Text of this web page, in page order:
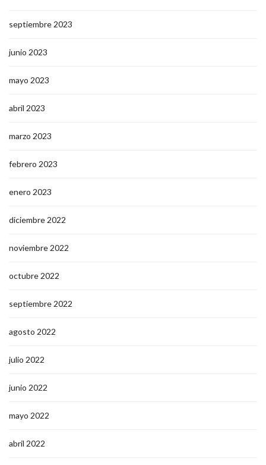
septiembre 2023
junio 2023
mayo 2023
abril 2023
marzo 2023
febrero 2023
enero 2023
diciembre 2022
noviembre 2022
octubre 2022
septiembre 2022
agosto 2022
julio 2022
junio 2022
mayo 2022
abril 2022